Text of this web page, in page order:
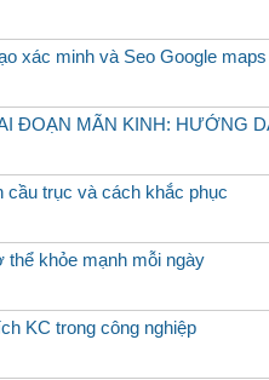
xác minh và Seo Google
ĐOẠN MÃN KINH: HƯỚNG
cầu trục và cách khắc phục
thể khỏe mạnh mỗi ngày
KC trong công nghiệp